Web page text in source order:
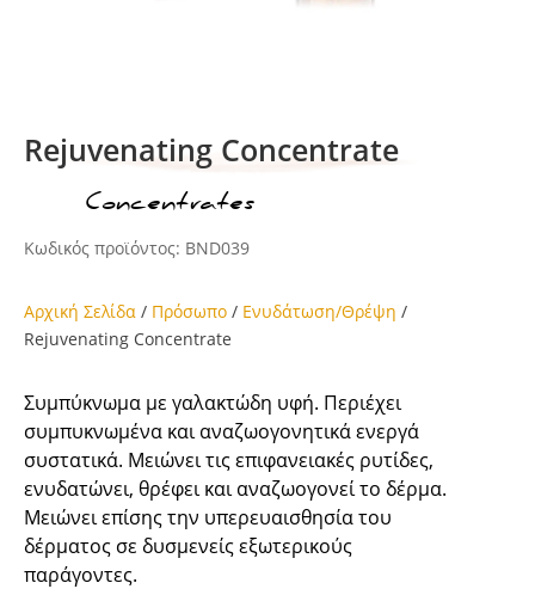
Rejuvenating Concentrate
Concentrates
Κωδικός προϊόντος: BND039
Αρχική Σελίδα / Πρόσωπο / Ενυδάτωση/Θρέψη /
Rejuvenating Concentrate
Συμπύκνωμα με γαλακτώδη υφή. Περιέχει
συμπυκνωμένα και αναζωογονητικά ενεργά
συστατικά. Μειώνει τις επιφανειακές ρυτίδες,
ενυδατώνει, θρέφει και αναζωογονεί το δέρμα.
Μειώνει επίσης την υπερευαισθησία του
δέρματος σε δυσμενείς εξωτερικούς
παράγοντες.